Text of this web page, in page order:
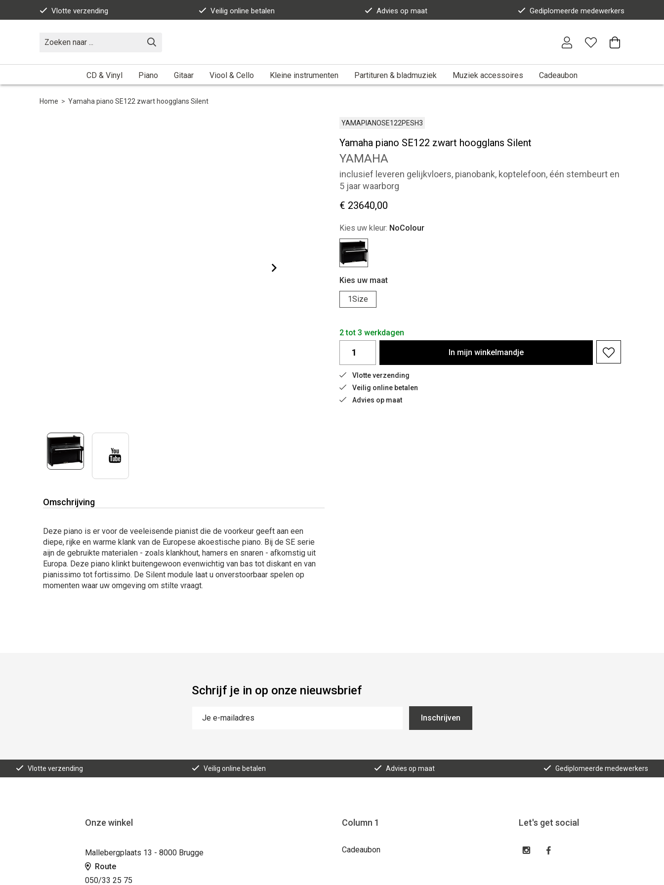
Vlotte verzending Veilig online betalen Advies op maat Gediplomeerde medewerkers
CD & Vinyl Piano Gitaar Viool & Cello Kleine instrumenten Partituren & bladmuziek Muziek accessoires Cadeaubon
Home > Yamaha piano SE122 zwart hoogglans Silent
YAMAPIANOSE122PESH3
Yamaha piano SE122 zwart hoogglans Silent
YAMAHA
inclusief leveren gelijkvloers, pianobank, koptelefoon, één stembeurt en
5 jaar waarborg
€ 23640,00
Kies uw kleur: NoColour
Kies uw maat
1Size
2 tot 3 werkdagen
In mijn winkelmandje
Vlotte verzending
Veilig online betalen
Advies op maat
Omschrijving
Deze piano is er voor de veeleisende pianist die de voorkeur geeft aan een
diepe, rijke en warme klank van de Europese akoestische piano. Bij de SE serie
aijn de gebruikte materialen - zoals klankhout, hamers en snaren - afkomstig uit
Europa. Deze piano klinkt buitengewoon evenwichtig van bas tot diskant en van
pianissimo tot fortissimo. De Silent module laat u onverstoorbaar spelen op
momenten waar uw omgeving om stilte vraagt.
Schrijf je in op onze nieuwsbrief
Inschrijven
Vlotte verzending Veilig online betalen Advies op maat Gediplomeerde medewerkers
Onze winkel
Mallebergplaats 13 - 8000 Brugge
Route
050/33 25 75
Column 1
Cadeaubon
Let's get social